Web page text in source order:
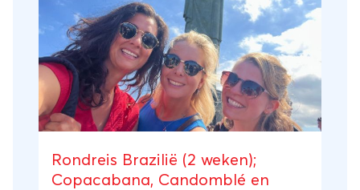
Rondreis Brazilië (2 weken);
Copacabana, Candomblé en